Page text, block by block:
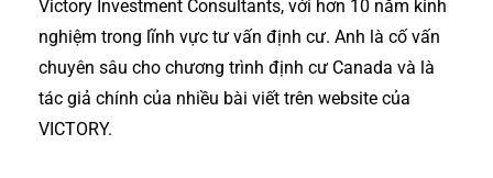
Victory Investment Consultants, với hơn 10 năm kinh
nghiệm trong lĩnh vực tư vấn định cư. Anh là cố vấn
chuyên sâu cho chương trình định cư Canada và là
tác giả chính của nhiều bài viết trên website của
VICTORY.